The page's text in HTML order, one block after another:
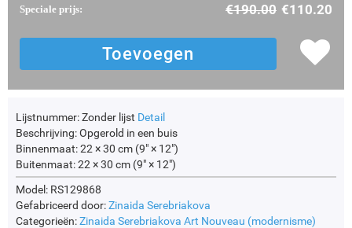
Speciale prijs: €190.00 €110.20
Lijstnummer:Zonder lijst Detail
Beschrijving:Opgerold in een buis
Binnenmaat:22 × 30 cm (9" × 12")
Buitenmaat:22 × 30 cm (9" × 12")
Model: RS129868
Gefabriceerd door:Zinaida Serebriakova
Categorieën:Zinaida Serebriakova Art Nouveau (modernisme)